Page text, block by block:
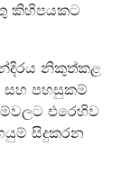
කිහිපයකට
නිකුත්කළ
සහ පහසුකම්
එරෙහිව
සිදුකරන